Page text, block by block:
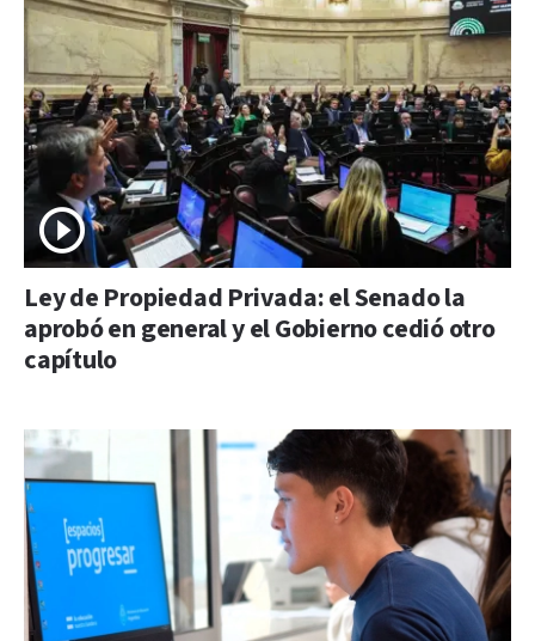
Ley de Propiedad Privada: el Senado la
aprobó en general y el Gobierno cedió otro
capítulo